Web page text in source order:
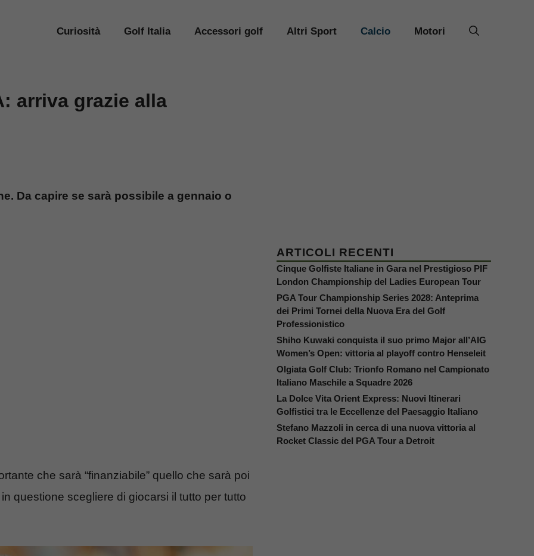
Curiosità Golf Italia Accessori golf Altri Sport Calcio Motori
arriva grazie alla
Da capire se sarà possibile a gennaio o
che sarà “finanziabile” quello che sarà poi
questione scegliere di giocarsi il tutto per tutto
ARTICOLI RECENTI
Cinque Golfiste Italiane in Gara nel Prestigioso PIF
London Championship del Ladies European Tour
PGA Tour Championship Series 2028: Anteprima
dei Primi Tornei della Nuova Era del Golf
Professionistico
Shiho Kuwaki conquista il suo primo Major all’AIG
Women’s Open: vittoria al playoff contro Henseleit
Olgiata Golf Club: Trionfo Romano nel Campionato
Italiano Maschile a Squadre 2026
La Dolce Vita Orient Express: Nuovi Itinerari
Golfistici tra le Eccellenze del Paesaggio Italiano
Stefano Mazzoli in cerca di una nuova vittoria al
Rocket Classic del PGA Tour a Detroit